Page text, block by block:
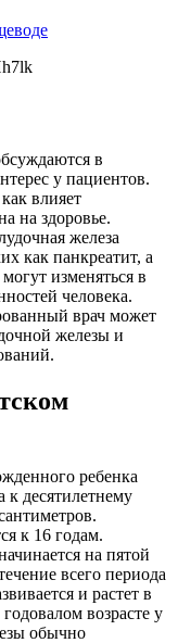
в
у пациентов.
влияет
на здоровье.
железа
как панкреатит, а
изменяться в
человека.
врач может
железы и
ребенка
к десятилетнему
к 16 годам.
на пятой
всего периода
и растет в
возрасте у
обычно